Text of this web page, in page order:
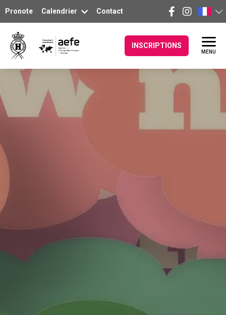
Pronote Calendrier Contact
INSCRIPTIONS
MENU